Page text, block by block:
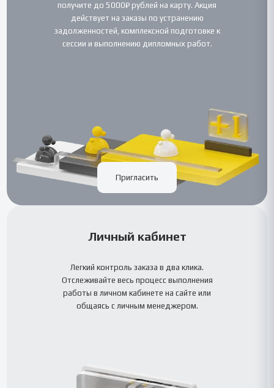
получите до 5000₽ рублей на карту. Акция
действует на заказы по устранению
задолженностей, комплексной подготовке к
сессии и выполнению дипломных работ.
Пригласить
Личный кабинет
Легкий контроль заказа в два клика.
Отслеживайте весь процесс выполнения
работы в личном кабинете на сайте или
общаясь с личным менеджером.